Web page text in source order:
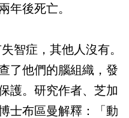
年後死亡。
智症，其他人沒有。
了他們的腦組織，發
護。研究作者、芝加
士布區曼解釋：「動